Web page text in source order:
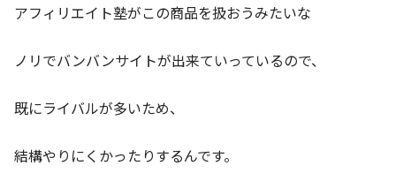
アフィリエイト塾がこの商品を扱おうみたいな
ノリでバンバンサイトが出来ていっているので、
既にライバルが多いため、
結構やりにくかったりするんです。